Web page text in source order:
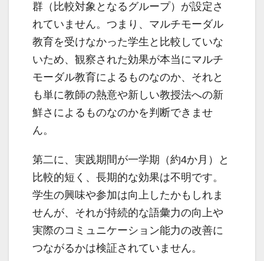
群（比較対象となるグループ）が設定さ
れていません。つまり、マルチモーダル
教育を受けなかった学生と比較していな
いため、観察された効果が本当にマルチ
モーダル教育によるものなのか、それと
も単に教師の熱意や新しい教授法への新
鮮さによるものなのかを判断できませ
ん。
第二に、実践期間が一学期（約4か月）と
比較的短く、長期的な効果は不明です。
学生の興味や参加は向上したかもしれま
せんが、それが持続的な語彙力の向上や
実際のコミュニケーション能力の改善に
つながるかは検証されていません。